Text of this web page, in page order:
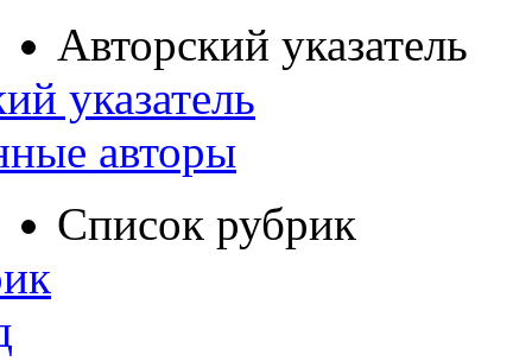
Авторский указатель
указатель
авторы
Список рубрик